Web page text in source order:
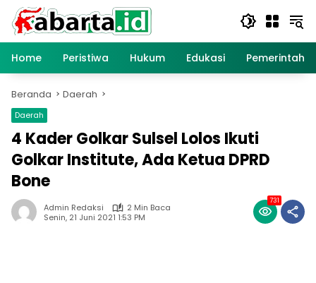
Langsung
konten
Home
Peristiwa Hukum Edukasi
Beranda Daerah
Daerah
4 Kader Golkar Sulsel Lolos Ikuti
Golkar Institute, Ada Ketua DPRD
Bone
Admin Redaksi
2 Min Baca
Senin, 21 Juni 2021 1:53 PM
731